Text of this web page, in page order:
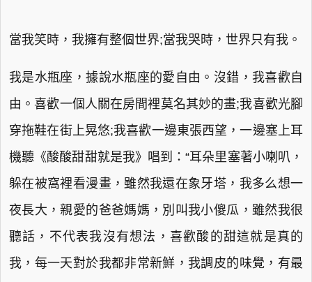
當我笑時，我擁有整個世界;當我哭時，世界只有我。
我是水瓶座，據說水瓶座的愛自由。沒錯，我喜歡自
由。喜歡一個人關在房間裡莫名其妙的畫;我喜歡光腳
穿拖鞋在街上晃悠;我喜歡一邊東張西望，一邊塞上耳
機聽《酸酸甜甜就是我》唱到：“耳朵里塞著小喇叭，
躲在被窩裡看漫畫，雖然我還在象牙塔，我多么想一
夜長大，親愛的爸爸媽媽，別叫我小傻瓜，雖然我很
聽話，不代表我沒有想法，喜歡酸的甜這就是真的
我，每一天對於我都非常新鮮，我調皮的味覺，有最